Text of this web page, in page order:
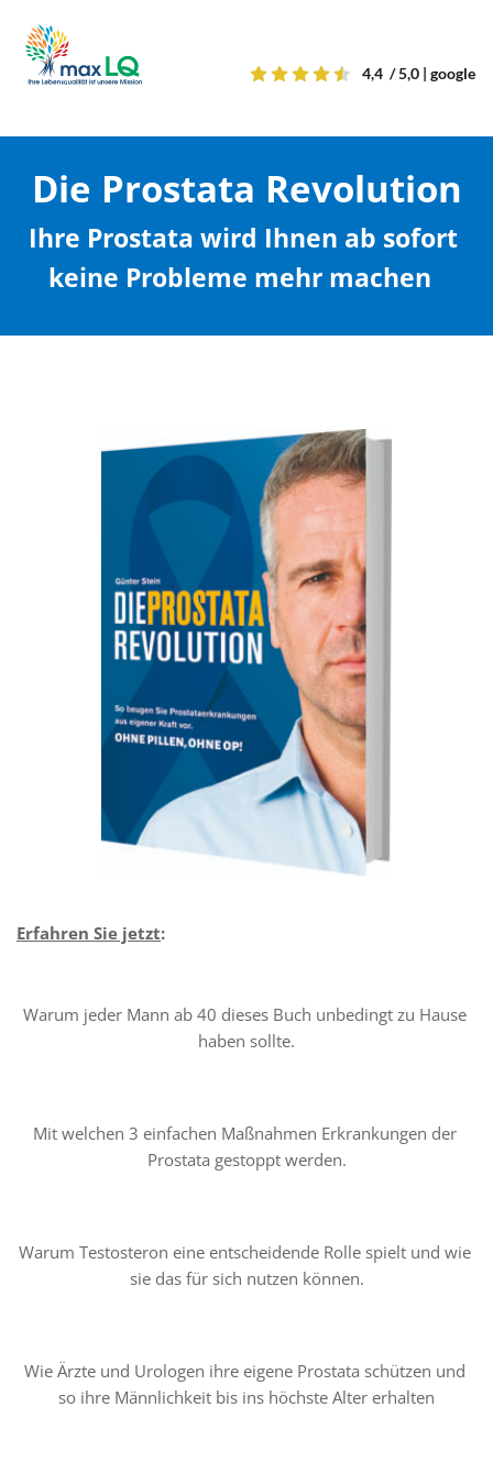
4,4 / 5,0 | google
Die Prostata Revolution
Ihre Prostata wird Ihnen ab sofort
keine Probleme mehr machen
Erfahren Sie jetzt:
Warum jeder Mann ab 40 dieses Buch unbedingt zu Hause
haben sollte.
Mit welchen 3 einfachen Maßnahmen Erkrankungen der
Prostata gestoppt werden.
Warum Testosteron eine entscheidende Rolle spielt und wie
sie das für sich nutzen können.
Wie Ärzte und Urologen ihre eigene Prostata schützen und
so ihre Männlichkeit bis ins höchste Alter erhalten